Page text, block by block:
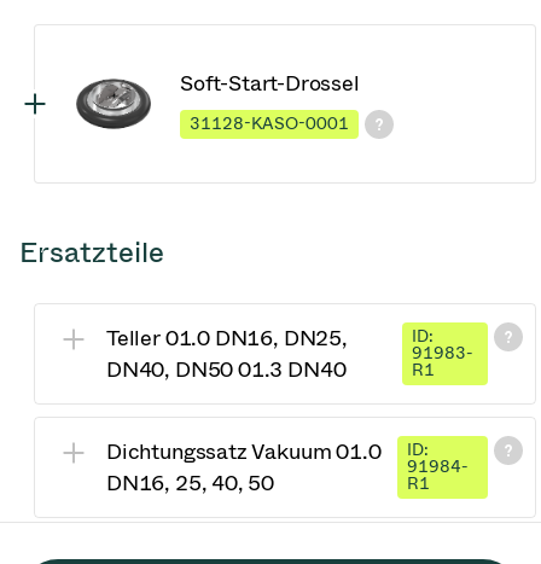
Soft-Start-Drossel
31128-KASO-0001
Ersatzteile
Teller 01.0 DN16, DN25,
DN40, DN50 01.3 DN40
ID:
91983-
R1
Dichtungssatz Vakuum 01.0
DN16, 25, 40, 50
ID:
91984-
R1